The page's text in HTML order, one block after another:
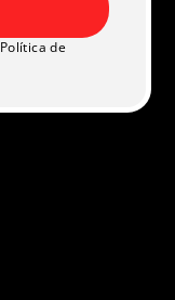
Política de